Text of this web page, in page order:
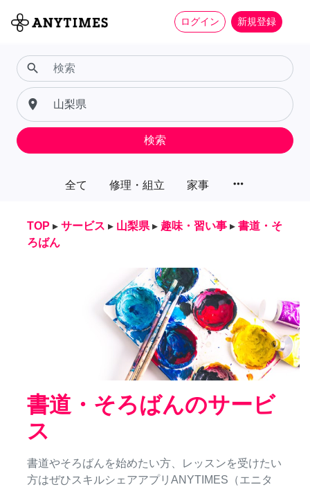
ログイン 新規登録
全て 修理・組立 家事 more_horiz
search
place
検索
TOP ▸ サービス ▸ 山梨県 ▸ 趣味・習い事 ▸ 書道・そ
ろばん
書道・そろばんのサービ
ス
書道やそろばんを始めたい方、レッスンを受けたい
方はぜひスキルシェアアプリANYTIMES（エニタ